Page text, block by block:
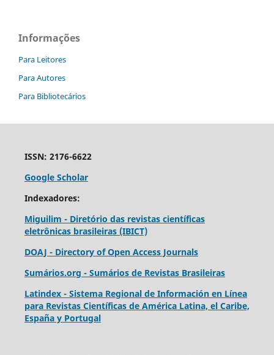
Informações
Para Leitores
Para Autores
Para Bibliotecários
ISSN: 2176-6622
Google Scholar
Indexadores:
Miguilim - Diretório das revistas científicas
eletrônicas brasileiras (IBICT)
DOAJ - Directory of Open Access Journals
Sumários.org - Sumários de Revistas Brasileiras
Latindex - Sistema Regional de Información en Línea
para Revistas Científicas de América Latina, el Caribe,
España y Portugal